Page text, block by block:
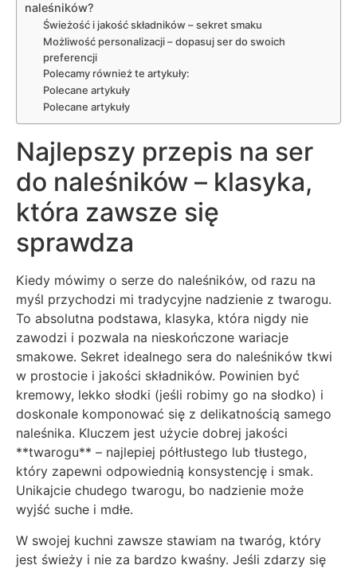
naleśników?
Świeżość i jakość składników – sekret smaku
Możliwość personalizacji – dopasuj ser do swoich
preferencji
Polecamy również te artykuły:
Polecane artykuły
Polecane artykuły
Najlepszy przepis na ser
do naleśników – klasyka,
która zawsze się
sprawdza
Kiedy mówimy o serze do naleśników, od razu na
myśl przychodzi mi tradycyjne nadzienie z twarogu.
To absolutna podstawa, klasyka, która nigdy nie
zawodzi i pozwala na nieskończone wariacje
smakowe. Sekret idealnego sera do naleśników tkwi
w prostocie i jakości składników. Powinien być
kremowy, lekko słodki (jeśli robimy go na słodko) i
doskonale komponować się z delikatnością samego
naleśnika. Kluczem jest użycie dobrej jakości
**twarogu** – najlepiej półtłustego lub tłustego,
który zapewni odpowiednią konsystencję i smak.
Unikajcie chudego twarogu, bo nadzienie może
wyjść suche i mdłe.
W swojej kuchni zawsze stawiam na twaróg, który
jest świeży i nie za bardzo kwaśny. Jeśli zdarzy się